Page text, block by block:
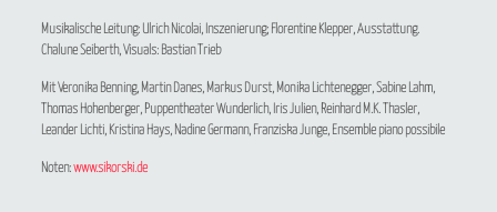
Musikalische Leitung: Ulrich Nicolai, Inszenierung; Florentine Klepper, Ausstattung.
Chalune Seiberth, Visuals: Bastian Trieb
Mit Veronika Benning, Martin Danes, Markus Durst, Monika Lichtenegger, Sabine Lahm,
Thomas Hohenberger, Puppentheater Wunderlich, Iris Julien, Reinhard M.K. Thasler,
Leander Lichti, Kristina Hays, Nadine Germann, Franziska Junge, Ensemble piano possibile
Noten:www.sikorski.de